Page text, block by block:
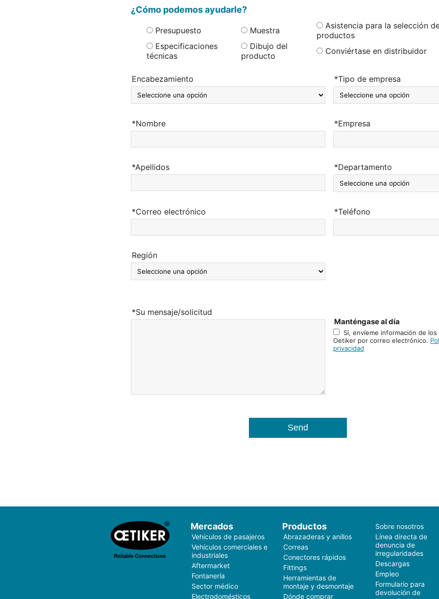
¿Cómo podemos ayudarle?
Presupuesto Muestra
Asistencia para la selección
productos
Especificaciones
técnicas
Dibujo del
producto
Conviértase en distribuidor
Encabezamiento *Tipo de empresa
*Nombre *Empresa
*Apellidos *Departamento
*Correo electrónico *Teléfono
Región
*Su mensaje/solicitud
Manténgase al día
Sí, envíeme información de
Oetiker por correo electrónico.
privacidad
Mercados
Vehículos de pasajeros
Vehículos comerciales e
industriales
Aftermarket
Fontanería
Sector médico
Electrodomésticos
Productos
Abrazaderas y anillos
Correas
Conectores rápidos
Fittings
Herramientas de
montaje y desmontaje
Dónde comprar
Sobre nosotros
Línea directa de
denuncia de
irregularidades
Descargas
Empleo
Formulario para
devolución de